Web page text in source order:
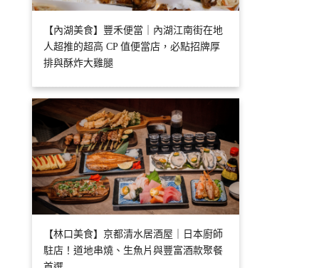
【內湖美食】豐禾便當｜內湖江南街在地
人超推的超高 CP 值便當店，必點招牌厚
排與酥炸大雞腿
【林口美食】京都清水居酒屋｜日本廚師
駐店！道地串燒、生魚片與豐富酒款聚餐